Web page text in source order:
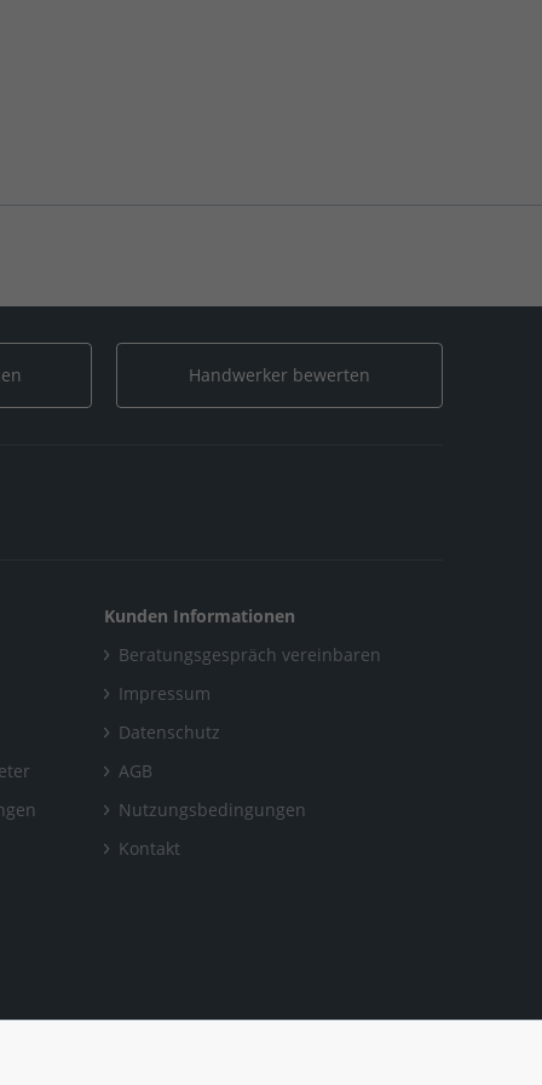
Handwerker bewerten
Kunden Informationen
Beratungsgespräch vereinbaren
Impressum
Datenschutz
AGB
Nutzungsbedingungen
Kontakt